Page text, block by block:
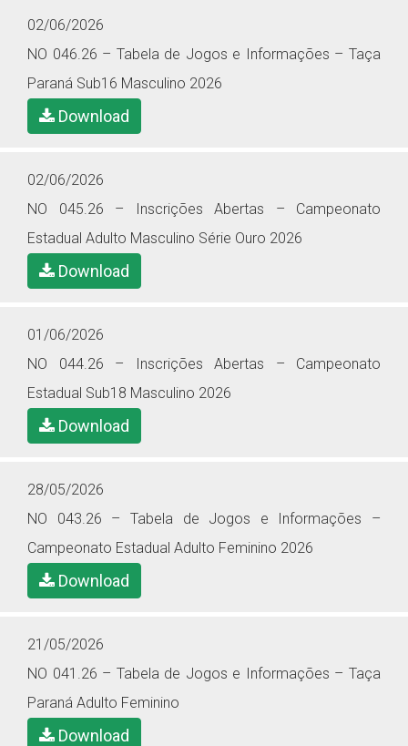
02/06/2026
NO 046.26 – Tabela de Jogos e Informações – Taça
Paraná Sub16 Masculino 2026
Download
02/06/2026
NO 045.26 – Inscrições Abertas – Campeonato
Estadual Adulto Masculino Série Ouro 2026
Download
01/06/2026
NO 044.26 – Inscrições Abertas – Campeonato
Estadual Sub18 Masculino 2026
Download
28/05/2026
NO 043.26 – Tabela de Jogos e Informações –
Campeonato Estadual Adulto Feminino 2026
Download
21/05/2026
NO 041.26 – Tabela de Jogos e Informações – Taça
Paraná Adulto Feminino
Download